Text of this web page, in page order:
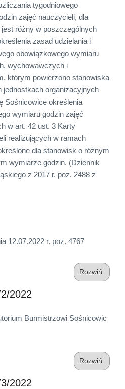
tygodniowego
zajęć nauczycieli, dla
różny w poszczególnych
zasad udzielania i
obowiązkowego wymiaru
wychowawczych i
którym powierzono stanowiska
organizacyjnych
Sośnicowice określenia
wymiaru godzin zajęć
w art. 42 ust. 3 Karty
realizujących w ramach
dla stanowisk o różnym
wymiarze godzin. (Dziennik
z 2017 r. poz. 2488 z
12.07.2022 r. poz. 4767
Rozwiń
2022
Burmistrzowi Sośnicowic
Rozwiń
2022